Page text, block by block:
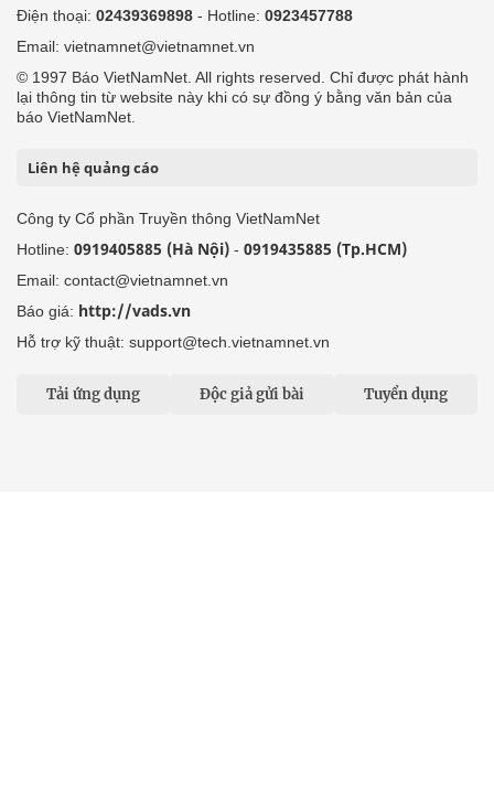
Điện thoại: 02439369898 - Hotline: 0923457788
Email: vietnamnet@vietnamnet.vn
© 1997 Báo VietNamNet. All rights reserved. Chỉ được phát hành
lại thông tin từ website này khi có sự đồng ý bằng văn bản của
báo VietNamNet.
Liên hệ quảng cáo
Công ty Cổ phần Truyền thông VietNamNet
Hotline: 0919405885 (Hà Nội) - 0919435885 (Tp.HCM)
Email: contact@vietnamnet.vn
Báo giá: http://vads.vn
Hỗ trợ kỹ thuật: support@tech.vietnamnet.vn
Tải ứng dụng Độc giả gửi bài Tuyển dụng